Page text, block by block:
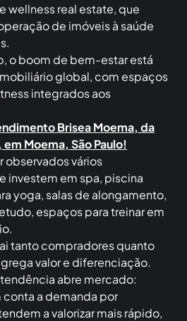
wellness real estate, que
de imóveis à saúde
o boom de bem-estar está
global, com espaços
integrados aos
Brisea Moema, da
Moema, São Paulo!
observados vários
investem em spa, piscina
yoga, salas de alongamento,
espaços para treinar em
tanto compradores quanto
valor e diferenciação.
tendência abre mercado:
a demanda por
a valorizar mais rápido,